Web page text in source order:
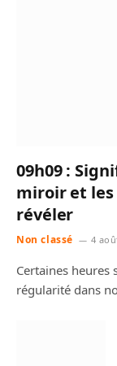
09h09 :
miroir et les
révéler
Non classé 4
Certaines heures
régularité dans